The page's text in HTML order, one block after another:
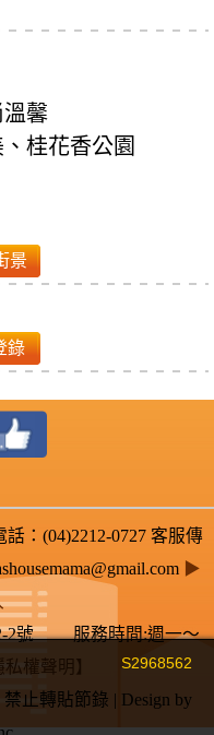
S2968562
馨
桂花香公園
：(04)2212-0727 客服傳
▶
2號 服務時間:週一～
私權聲明】
止轉貼節錄 | Design by